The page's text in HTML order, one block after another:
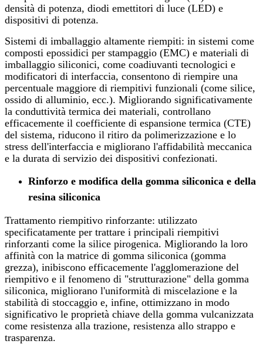
densità di potenza, diodi emettitori di luce (LED) e
dispositivi di potenza.
Sistemi di imballaggio altamente riempiti: in sistemi come
composti epossidici per stampaggio (EMC) e materiali di
imballaggio siliconici, come coadiuvanti tecnologici e
modificatori di interfaccia, consentono di riempire una
percentuale maggiore di riempitivi funzionali (come silice,
ossido di alluminio, ecc.). Migliorando significativamente
la conduttività termica dei materiali, controllano
efficacemente il coefficiente di espansione termica (CTE)
del sistema, riducono il ritiro da polimerizzazione e lo
stress dell'interfaccia e migliorano l'affidabilità meccanica
e la durata di servizio dei dispositivi confezionati.
Rinforzo e modifica della gomma siliconica e della
resina siliconica
Trattamento riempitivo rinforzante: utilizzato
specificatamente per trattare i principali riempitivi
rinforzanti come la silice pirogenica. Migliorando la loro
affinità con la matrice di gomma siliconica (gomma
grezza), inibiscono efficacemente l'agglomerazione del
riempitivo e il fenomeno di "strutturazione" della gomma
siliconica, migliorano l'uniformità di miscelazione e la
stabilità di stoccaggio e, infine, ottimizzano in modo
significativo le proprietà chiave della gomma vulcanizzata
come resistenza alla trazione, resistenza allo strappo e
trasparenza.